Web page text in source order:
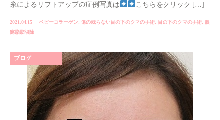
糸によるリフトアップの症例写真は
こちらをクリック […]
2021.04.15 ベビーコラーゲン, 傷の残らない目の下のクマの手術, 目の下のクマの手術, 眼
窩脂肪切除
ブログ